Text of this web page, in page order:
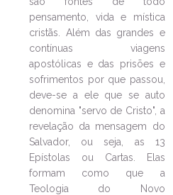
pensamento, vida e mística
cristãs. Além das grandes e
contínuas viagens
apostólicas e das prisões e
sofrimentos por que passou,
deve-se a ele que se auto
denomina "servo de Cristo", a
revelação da mensagem do
Salvador, ou seja, as 13
Epístolas ou Cartas. Elas
formam como que a
Teologia do Novo